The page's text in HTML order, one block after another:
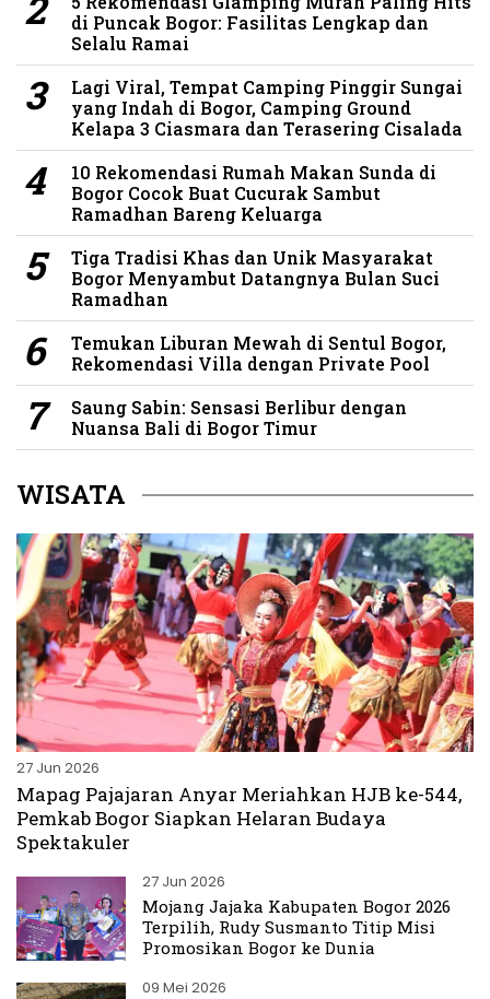
di Puncak Bogor: Fasilitas Lengkap dan
Selalu Ramai
Lagi Viral, Tempat Camping Pinggir Sungai
yang Indah di Bogor, Camping Ground
Kelapa 3 Ciasmara dan Terasering Cisalada
10 Rekomendasi Rumah Makan Sunda di
Bogor Cocok Buat Cucurak Sambut
Ramadhan Bareng Keluarga
Tiga Tradisi Khas dan Unik Masyarakat
Bogor Menyambut Datangnya Bulan Suci
Ramadhan
Temukan Liburan Mewah di Sentul Bogor,
Rekomendasi Villa dengan Private Pool
Saung Sabin: Sensasi Berlibur dengan
Nuansa Bali di Bogor Timur
WISATA
27 Jun 2026
Mapag Pajajaran Anyar Meriahkan HJB ke-544,
Pemkab Bogor Siapkan Helaran Budaya
Spektakuler
27 Jun 2026
Mojang Jajaka Kabupaten Bogor 2026
Terpilih, Rudy Susmanto Titip Misi
Promosikan Bogor ke Dunia
09 Mei 2026